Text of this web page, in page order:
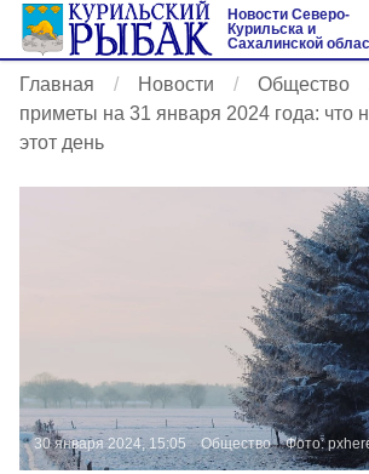
Новости Северо-
Курильска и
Сахалинской
Главная Новости Общество
приметы на 31 января 2024 года: что
этот день
30 января 2024, 15:05 Общество Фото: